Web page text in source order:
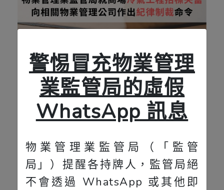
物業管理業監管局就商場冷氣工程招標失當
向相關物業管理公司作出紀律制裁命令
瀏覽更多
警惕冒充物業管理
業監管​​​​​​​局的虛假
WhatsApp 訊息
物業管理業監管局（「監管
局」）提醒各持牌人，監管局絕
不會透過 WhatsApp 或其他即